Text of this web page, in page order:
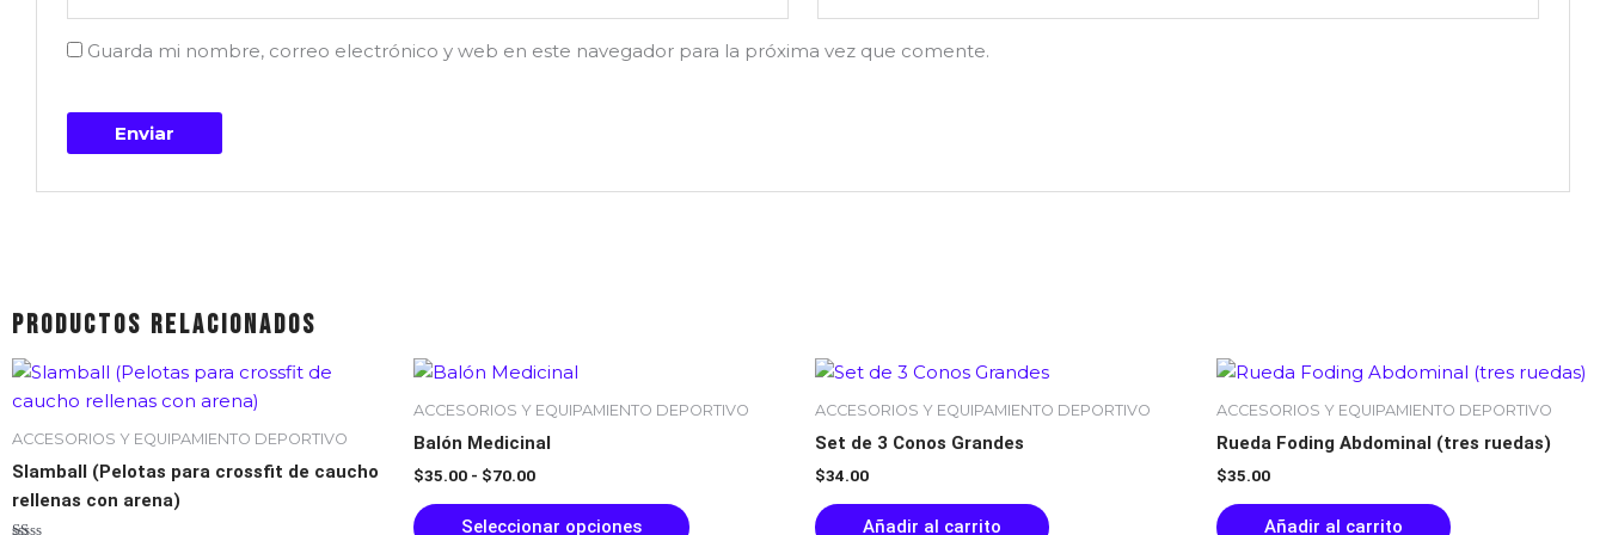
Guarda mi nombre, correo electrónico y web en este navegador para la próxima vez que comente.
Productos relacionados
ACCESORIOS Y EQUIPAMIENTO DEPORTIVO
Slamball (Pelotas para crossfit de caucho
rellenas con arena)
Rango
precios:
$28.00
hasta
$55.00
Este
tiene
ACCESORIOS Y EQUIPAMIENTO DEPORTIVO
Balón Medicinal
$35.00 - $70.00
Rango
precios:
$35.00
hasta
Seleccionar opciones
producto
Las
ACCESORIOS Y EQUIPAMIENTO DEPORTIVO
Set de 3 Conos Grandes
$34.00
Añadir al carrito
ACCESORIOS Y EQUIPAMIENTO DEPORTIVO
Rueda Foding Abdominal (tres ruedas)
$35.00
Añadir al carrito